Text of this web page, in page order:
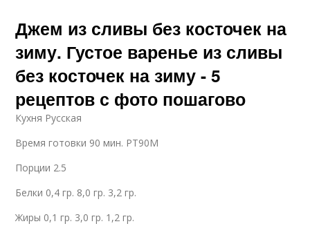
Джем из сливы без косточек на
зиму. Густое варенье из сливы
без косточек на зиму - 5
рецептов с фото пошагово
Кухня Русская
Время готовки 90 мин. PT90M
Порции 2.5
Белки 0,4 гр. 8,0 гр. 3,2 гр.
Жиры 0,1 гр. 3,0 гр. 1,2 гр.